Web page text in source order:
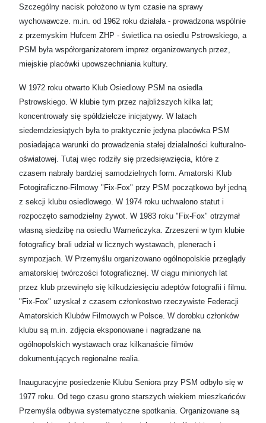
Szczególny nacisk położono w tym czasie na sprawy
wychowawcze. m.in. od 1962 roku działała - prowadzona wspólnie
z przemyskim Hufcem ZHP - świetlica na osiedlu Pstrowskiego, a
PSM była współorganizatorem imprez organizowanych przez,
miejskie placówki upowszechniania kultury.
W 1972 roku otwarto Klub Osiedlowy PSM na osiedla
Pstrowskiego. W klubie tym przez najbliższych kilka lat;
koncentrowały się spółdzielcze inicjatywy. W latach
siedemdziesiątych była to praktycznie jedyna placówka PSM
posiadająca warunki do prowadzenia stałej działalności kulturalno-
oświatowej. Tutaj więc rodziły się przedsięwzięcia, które z
czasem nabrały bardziej samodzielnych form. Amatorski Klub
Fotogiraficzno-Filmowy "Fix-Fox" przy PSM początkowo był jedną
z sekcji klubu osiedlowego. W 1974 roku uchwalono statut i
rozpoczęto samodzielny żywot. W 1983 roku "Fix-Fox" otrzymał
własną siedzibę na osiedlu Warneńczyka. Zrzeszeni w tym klubie
fotograficy brali udział w licznych wystawach, plenerach i
sympozjach. W Przemyślu organizowano ogólnopolskie przeglądy
amatorskiej twórczości fotograficznej. W ciągu minionych lat
przez klub przewinęło się kilkudziesięciu adeptów fotografii i filmu.
"Fix-Fox" uzyskał z czasem członkostwo rzeczywiste Federacji
Amatorskich Klubów Filmowych w Polsce. W dorobku członków
klubu są m.in. zdjęcia eksponowane i nagradzane na
ogólnopolskich wystawach oraz kilkanaście filmów
dokumentujących regionalne realia.
Inauguracyjne posiedzenie Klubu Seniora przy PSM odbyło się w
1977 roku. Od tego czasu grono starszych wiekiem mieszkańców
Przemyśla odbywa systematyczne spotkania. Organizowane są